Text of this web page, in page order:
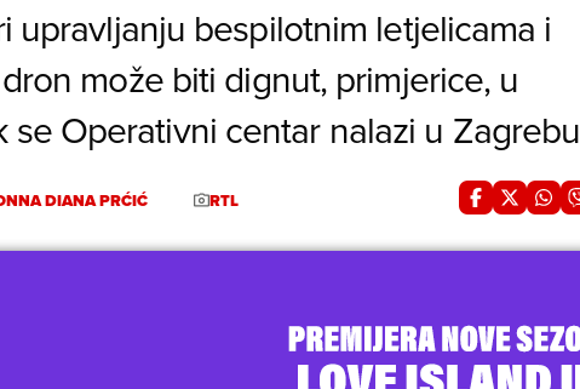
upravljanju bespilotnim letjelicama i
može biti dignut, primjerice, u
se Operativni centar nalazi u Zagrebu
DIANA PRĆIĆ RTL